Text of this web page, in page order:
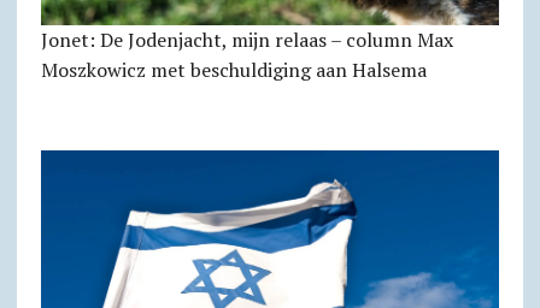
Jonet: De Jodenjacht, mijn relaas – column Max
Moszkowicz met beschuldiging aan Halsema